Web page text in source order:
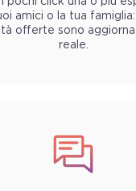
amici o la tua
offerte sono
reale.